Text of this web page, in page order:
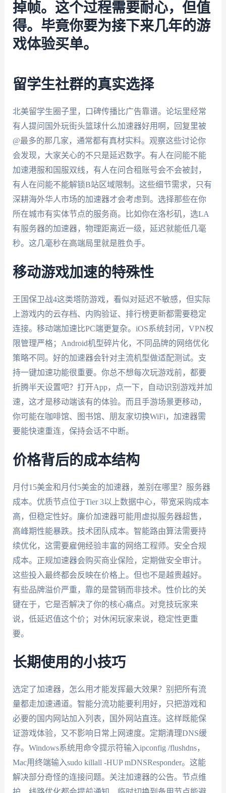
掉帧。这个过程需要耐心，但值
得。毕竟你要为接下来几年的游
戏体验买单。
留学生社群的真实选择
北美留学生圈子里，口碑传播比广告靠谱。论坛里经常
有人提问国外玩街头篮球什么加速器好用啊，回复里被
@最多的那几家，通常都有真材实料。观察这些讨论你
会发现，大家关心的不只是延迟数字。有人在问能不能
加速港服和国服双线，有人在问合租账号会不会被封，
有人在问能不能解锁B站区域限制。这些细节需求，只有
深耕海外华人市场的加速器才会考虑到。选择那些在你
所在城市有实体节点的服务商。比如你在洛杉矶，选LA
有服务器的加速器，物理距离近一级，延迟就能低几毫
秒。这几毫秒在高端局里就是胜负手。
移动游戏加速的特殊性
王国保卫战4这类塔防游戏，看似对延迟不敏感，但实际
上游戏内的云存档、内购验证、排行榜更新都需要稳定
连接。移动端加速比PC端更复杂。iOS系统封闭，VPN权
限管理严格；Android机型碎片化，不同品牌的网络优化
策略不同。好的加速器会针对主流机型做适配测试。支
持一键加速功能很重要。你总不想每次玩游戏前，都要
折腾半天设置吧？打开App，点一下，自动识别游戏并加
速，这才是移动端该有的体验。而且手游场景更移动，
你可能在咖啡馆、图书馆、朋友家切换WiFi，加速器需
要能快速重连，保持会话不中断。
价格背后的成本结构
月付15美金和月付5美金的加速器，差别在哪里？服务器
成本。优质节点位于Tier 3以上数据中心，带宽采购成本
高，但稳定性好。廉价加速器可能用虚拟服务器超售，
高峰期性能暴跌。技术团队成本。智能路由算法需要持
续优化，这需要雇佣经验丰富的网络工程师。安全合规
成本。正规加速器会购买商业保险，定期做安全审计。
这些投入最终都会反映在价格上。但也不是越贵越好。
有些品牌溢价严重，靠的是营销而非技术。性价比的关
键在于，它是否解决了你的核心痛点。对竞技玩家来
说，低延迟值这个价；对休闲玩家来说，稳定性更重
要。
长期使用的小技巧
选定了加速器，怎么用才能发挥最大效果？别把所有流
量都走加速通道。智能分流功能要利用好，只把游戏和
必要的国内网站加入列表，国外网站直连。这样既能保
证游戏体验，又不影响日常上网速度。定期清理DNS缓
存。Windows系统用命令提示符输入ipconfig /flushdns，
Mac用终端输入sudo killall -HUP mDNSResponder。这能
解决部分奇怪的连接问题。关注加速器的公告。节点维